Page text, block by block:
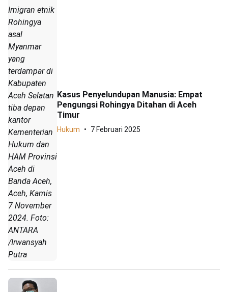
Imigran etnik
Rohingya
asal
Myanmar
yang
terdampar di
Kabupaten
Aceh Selatan
tiba depan
kantor
Kementerian
Hukum dan
HAM Provinsi
Aceh di
Banda Aceh,
Aceh, Kamis
7 November
2024. Foto:
ANTARA
/Irwansyah
Putra
Kasus Penyelundupan Manusia: Empat
Pengungsi Rohingya Ditahan di Aceh
Timur
Hukum 7 Februari 2025